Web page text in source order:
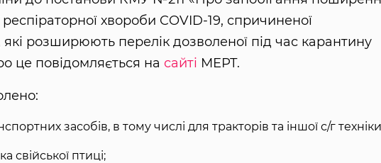
респіраторної хвороби COVID-19, спричиненої
які розширюють перелік дозволеної під час карантину
це повідомляється на сайті МЕРТ.
засобів, в тому числі для тракторів та іншої с/г
свійської птиці;